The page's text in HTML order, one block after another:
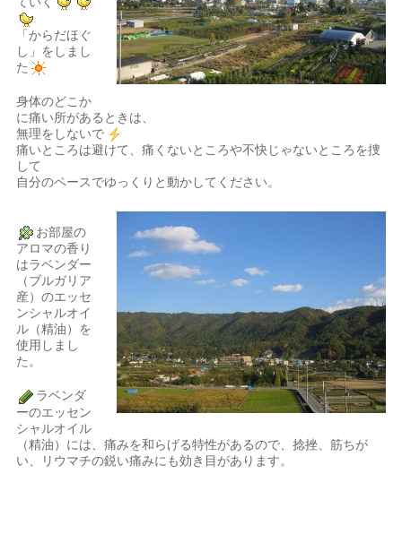
「からだほぐ
し」をしまし
た
身体のどこか
に痛い所があるときは、
無理をしないで
痛いところは避けて、痛くないところや不快じゃないところを捜
して
自分のペースでゆっくりと動かしてください。
お部屋の
アロマの香り
はラベンダー
（ブルガリア
産）のエッセ
ンシャルオイ
ル（精油）を
使用しまし
た。
ラベンダ
ーのエッセン
シャルオイル
（精油）には、痛みを和らげる特性があるので、捻挫、筋ちが
い、リウマチの鋭い痛みにも効き目があります。